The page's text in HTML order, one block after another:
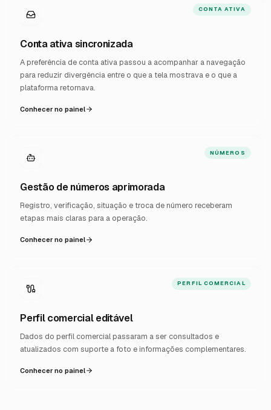
CONTA ATIVA
Conta ativa sincronizada
A preferência de conta ativa passou a acompanhar a navegação
para reduzir divergência entre o que a tela mostrava e o que a
plataforma retornava.
Conhecer no painel
NÚMEROS
Gestão de números aprimorada
Registro, verificação, situação e troca de número receberam
etapas mais claras para a operação.
Conhecer no painel
PERFIL COMERCIAL
Perfil comercial editável
Dados do perfil comercial passaram a ser consultados e
atualizados com suporte a foto e informações complementares.
Conhecer no painel